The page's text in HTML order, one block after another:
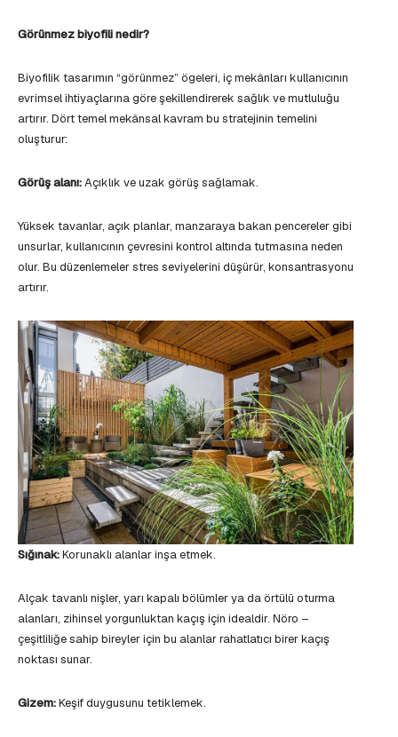
Görünmez biyofili nedir?
Biyofilik tasarımın “görünmez” ögeleri, iç mekânları kullanıcının
evrimsel ihtiyaçlarına göre şekillendirerek sağlık ve mutluluğu
artırır. Dört temel mekânsal kavram bu stratejinin temelini
oluşturur:
Görüş alanı:Açıklık ve uzak görüş sağlamak.
Yüksek tavanlar, açık planlar, manzaraya bakan pencereler gibi
unsurlar, kullanıcının çevresini kontrol altında tutmasına neden
olur. Bu düzenlemeler stres seviyelerini düşürür, konsantrasyonu
artırır.
Sığınak:Korunaklı alanlar inşa etmek.
Alçak tavanlı nişler, yarı kapalı bölümler ya da örtülü oturma
alanları, zihinsel yorgunluktan kaçış için idealdir. Nöro –
çeşitliliğe sahip bireyler için bu alanlar rahatlatıcı birer kaçış
noktası sunar.
Gizem:Keşif duygusunu tetiklemek.